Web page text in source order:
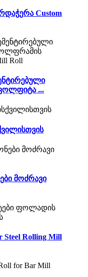
Custom
...
მოძრავი
Steel Rolling Mill